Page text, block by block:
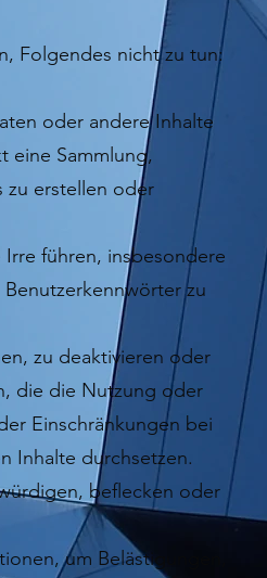
Folgendes nicht zu tun:
oder andere Inhalte
eine Sammlung,
zu erstellen oder
führen, insbesondere
zu
zu deaktivieren oder
die die Nutzung oder
Einschränkungen bei
Inhalte durchsetzen.
beflecken oder
um Belästigungen,